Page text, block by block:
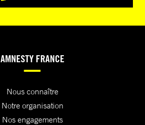
AMNESTY FRANCE
Nous connaître
Notre organisation
Nos engagements